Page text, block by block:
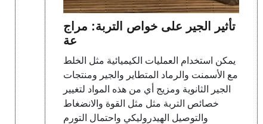
تأثير الجير على خواص التربة: مراج
عة
يمكن استخدام العمليات الكيميائية مثل الخلط
مع الأسمنت والرماد المتطاير والجير ومنتجات
الجير الثانوية ومزيج أي من هذه المواد لتغيير
خصائص التربة مثل مثل القوة والانضغاط
والتوصيل الهيدروليكي واحتمال التورم